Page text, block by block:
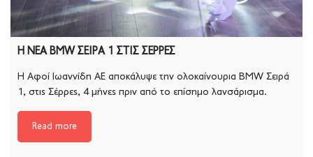
Η ΝΕΑ BMW ΣΕΙΡΑ 1 ΣΤΙΣ ΣΕΡΡΕΣ
Η Αφοί Ιωαννίδη ΑΕ αποκάλυψε την ολοκαίνουρια ΒMW Σειρά
1, στις Σέρρες, 4 μήνες πριν από το επίσημο λανσάρισμα.
Read more